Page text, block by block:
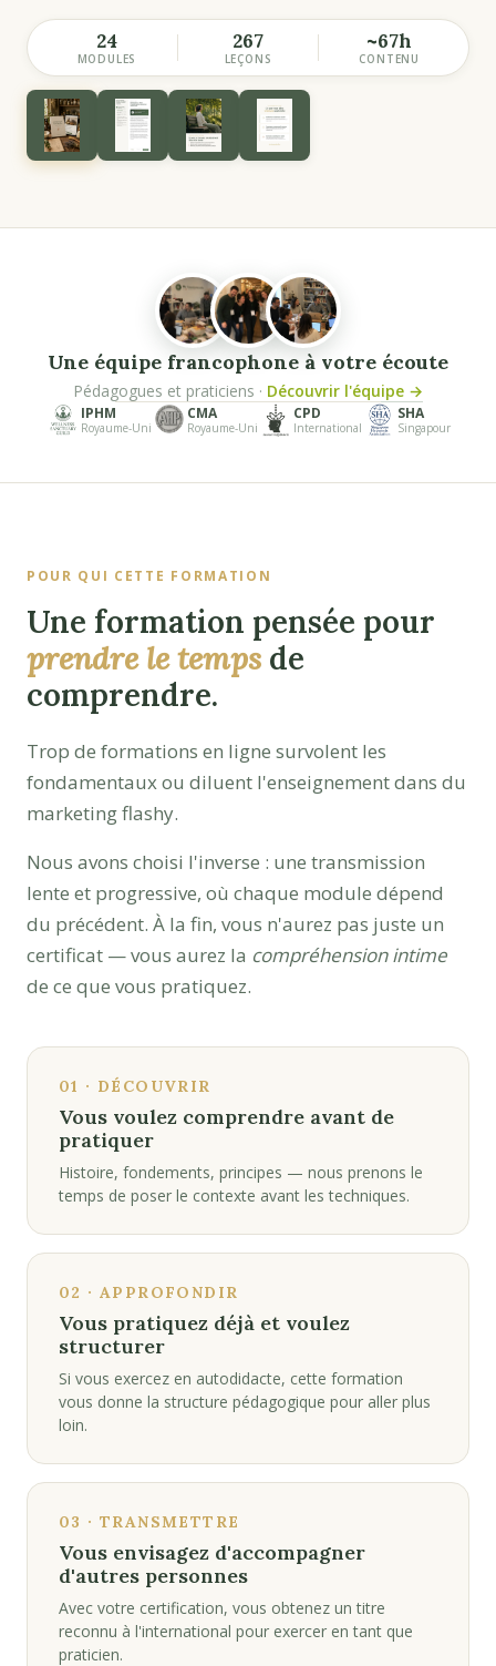
24
MODULES
267
LEÇONS
~67h
CONTENU
Une équipe francophone à votre écoute
Pédagogues et praticiens · Découvrir l'équipe →
IPHM
Royaume-Uni
CMA
Royaume-Uni
CPD
International
SHA
Singapour
POUR QUI CETTE FORMATION
Une formation pensée pour
prendre le temps de
comprendre.
Trop de formations en ligne survolent les
fondamentaux ou diluent l'enseignement dans du
marketing flashy.
Nous avons choisi l'inverse : une transmission
lente et progressive, où chaque module dépend
du précédent. À la fin, vous n'aurez pas juste un
certificat — vous aurez la compréhension intime
de ce que vous pratiquez.
01 · DÉCOUVRIR
Vous voulez comprendre avant de
pratiquer
Histoire, fondements, principes — nous prenons le
temps de poser le contexte avant les techniques.
02 · APPROFONDIR
Vous pratiquez déjà et voulez
structurer
Si vous exercez en autodidacte, cette formation
vous donne la structure pédagogique pour aller plus
loin.
03 · TRANSMETTRE
Vous envisagez d'accompagner
d'autres personnes
Avec votre certification, vous obtenez un titre
reconnu à l'international pour exercer en tant que
praticien.